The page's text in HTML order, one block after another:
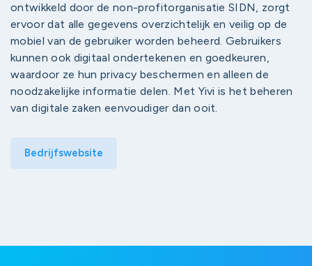
ontwikkeld door de non-profitorganisatie SIDN, zorgt
ervoor dat alle gegevens overzichtelijk en veilig op de
mobiel van de gebruiker worden beheerd. Gebruikers
kunnen ook digitaal ondertekenen en goedkeuren,
waardoor ze hun privacy beschermen en alleen de
noodzakelijke informatie delen. Met Yivi is het beheren
van digitale zaken eenvoudiger dan ooit.
Bedrijfswebsite